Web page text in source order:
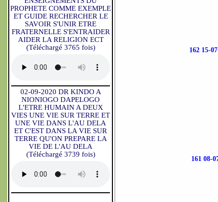
PROPHETE COMME EXEMPLE
ET GUIDE RECHERCHER LE
SAVOIR S'UNIR ETRE
FRATERNELLE S'ENTRAIDER
AIDER LA RELIGION ECT
(Téléchargé 3765 fois)
02-09-2020 DR KINDO A
NIONIOGO DAPELOGO
L'ETRE HUMAIN A DEUX
VIES UNE VIE SUR TERRE ET
UNE VIE DANS L'AU DELA
ET C'EST DANS LA VIE SUR
TERRE QU'ON PREPARE LA
VIE DE L'AU DELA
(Téléchargé 3739 fois)
162 15-
161 08-